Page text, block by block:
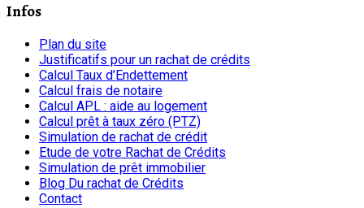
Infos
Plan du site
Justificatifs pour un rachat de crédits
Calcul Taux d’Endettement
Calcul frais de notaire
Calcul APL : aide au logement
Calcul prêt à taux zéro (PTZ)
Simulation de rachat de crédit
Etude de votre Rachat de Crédits
Simulation de prêt immobilier
Blog Du rachat de Crédits
Contact